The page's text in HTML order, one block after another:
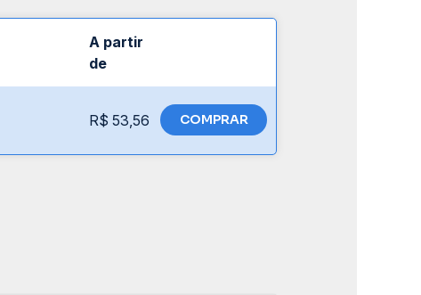
A partir
de
R$ 53,56 COMPRAR